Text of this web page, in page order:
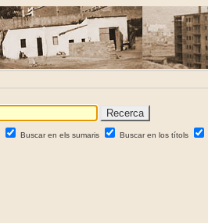
Buscar en els sumaris Buscar en los títols